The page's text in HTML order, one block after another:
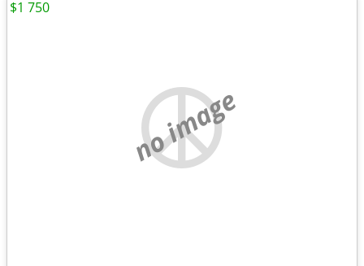
no image
$1 750